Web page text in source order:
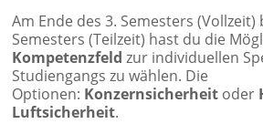
Am Ende des 3. Semesters (Vollzeit)
Semesters (Teilzeit) hast du die
Kompetenzfeldzur individuellen
Studiengangs zu wählen. Die
Optionen: Konzernsicherheit oder
Luftsicherheit.